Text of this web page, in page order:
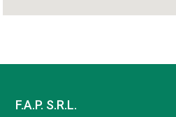
F.A.P. S.R.L.